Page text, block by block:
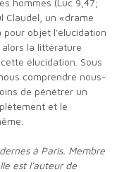
Claudel, un «drame
pour objet l'élucidation
la littérature
élucidation. Sous
comprendre nous-
de pénétrer un
et le
à Paris. Membre
est l'auteur de